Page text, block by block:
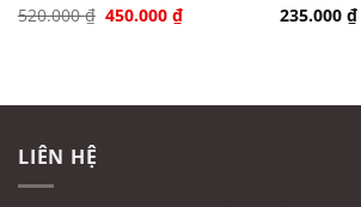
520.000₫ Giá
gốc
450.000 ₫Giá
hiện
235.000 ₫
LIÊN HỆ